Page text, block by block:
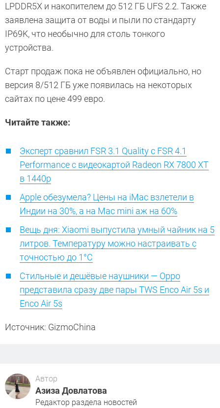
LPDDR5X и накопителем до 512 ГБ UFS 2.2. Также
заявлена защита от воды и пыли по стандарту
IP69K, что необычно для столь тонкого
устройства.
Старт продаж пока не объявлен официально, но
версия 8/512 ГБ уже появилась на некоторых
сайтах по цене 499 евро.
Читайте также:
Эксперт сравнил FSR 3.1 Quality с FSR 4.1
Performance с видеокартой Radeon RX 7800 XT
в 1440p
Apple обезумела? Цены на iMac взлетели в
Индии на 30%, а на Mac mini аж на 60%
Вещь дня: Xiaomi выпустила умный чайник на 5
литров. Температуру можно настраивать с
точностью до 1°C
Стильные и дешёвые наушники — Oppo
представила сразу две пары TWS Enco Air 5s и
Enco Air 5s
Источник: GizmoChina
Автор
Азиза Довлатова
Редактор раздела новостей